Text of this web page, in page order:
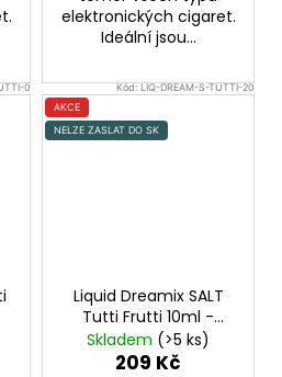
elektronických cigaret.
Ideální jsou...
0
Kód: LIQ-DREAM-S-TUTTI-20
AKCE
NELZE ZASLAT DO SK
Liquid Dreamix SALT
Tutti Frutti 10ml -
20mg
Skladem (>5 ks)
209 Kč